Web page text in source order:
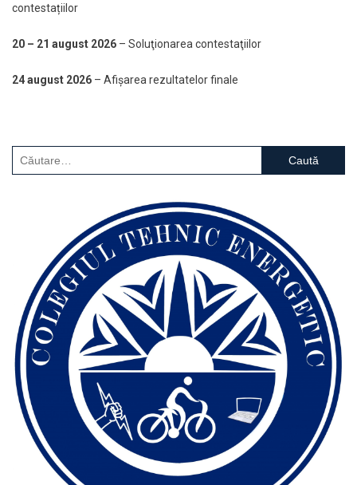
contestațiilor
20 – 21 august 2026 – Soluţionarea contestaţiilor
24 august 2026 – Afişarea rezultatelor finale
Caută
după: